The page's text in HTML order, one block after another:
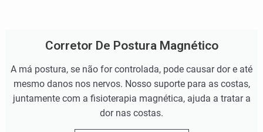
Corretor De Postura Magnético
A má postura, se não for controlada, pode causar dor e até
mesmo danos nos nervos. Nosso suporte para as costas,
juntamente com a fisioterapia magnética, ajuda a tratar a
dor nas costas.